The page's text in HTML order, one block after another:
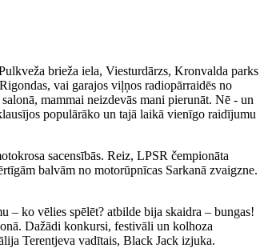
brieža iela, Viesturdārzs, Kronvalda parks
vai garajos viļņos radiopārraidēs no
mammai neizdevās mani pierunāt. Nē - un
populārāko un tajā laikā vienīgo raidījumu
sacensībās. Reiz, LPSR čempionāta
balvām no motorūpnīcas Sarkanā zvaigzne.
– ko vēlies spēlēt? atbilde bija skaidra – bungas!
Dažādi konkursi, festivāli un kolhoza
Terentjeva vadītais, Black Jack izjuka.